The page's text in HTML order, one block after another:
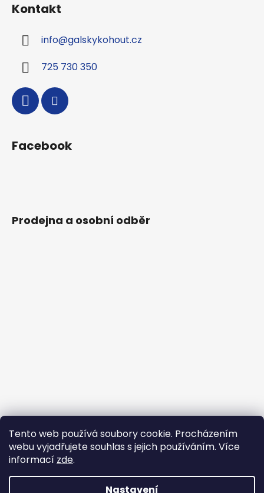
Tento web používá soubory cookie. Procházením
webu vyjadřujete souhlas s jejich používáním. Více
informací zde.
Nastavení
Kontakt
info@galskykohout.cz
725 730 350
Facebook
Prodejna a osobní odběr
Vytvořil Shoptet
Galský kohout